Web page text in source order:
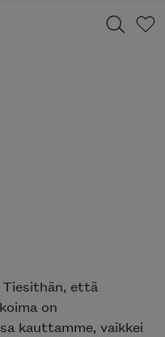
että
on
kauttamme, vaikkei